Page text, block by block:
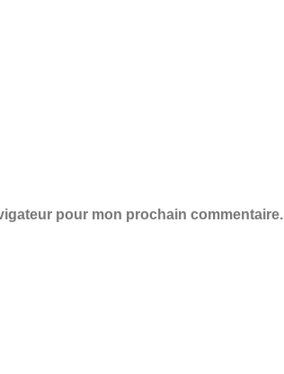
pour mon prochain commentaire.